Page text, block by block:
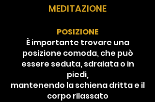
MEDITAZIONE
POSIZIONE
È importante trovare una
posizione comoda, che può
essere seduta, sdraiata o in
piedi,
mantenendo la schiena dritta e il
corpo rilassato